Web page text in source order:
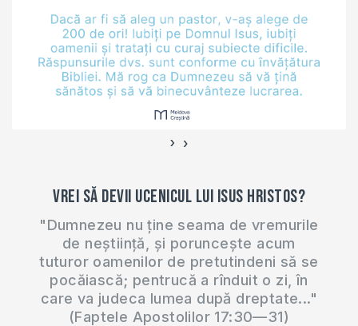
‹ ›
Vrei să devii ucenicul lui Isus Hristos?
"Dumnezeu nu ține seama de vremurile
de neștiință, și poruncește acum
tuturor oamenilor de pretutindeni să se
pocăiască; pentrucă a rînduit o zi, în
care va judeca lumea după dreptate..."
(Faptele Apostolilor 17:30—31)